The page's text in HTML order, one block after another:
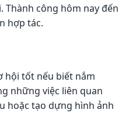
Thành công hôm nay đến
hợp tác.
hội tốt nếu biết nắm
những việc liên quan
hoặc tạo dựng hình ảnh